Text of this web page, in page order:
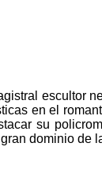
escultor
en el
su
dominio de